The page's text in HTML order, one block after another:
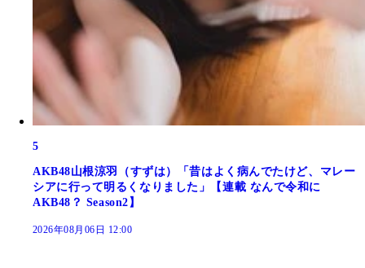
5
AKB48山根涼羽（すずは）「昔はよく病んでたけど、マレー
シアに行って明るくなりました」【連載 なんで令和に
AKB48？ Season2】
2026年08月06日 12:00